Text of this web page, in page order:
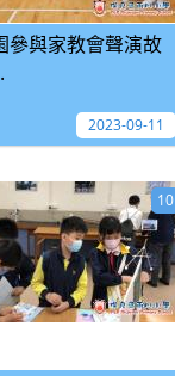
參與家教會聲演故
2023-09-11
10